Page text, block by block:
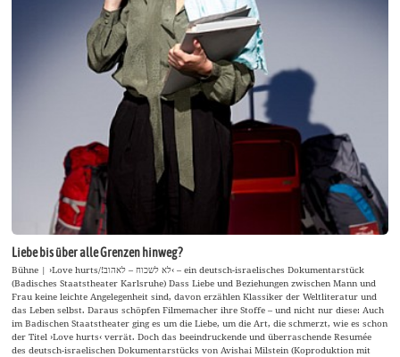
Liebe bis über alle Grenzen hinweg?
Bühne | ›Love hurts/!לא לשכוח – לאהוב‹ – ein deutsch-israelisches Dokumentarstück
(Badisches Staatstheater Karlsruhe) Dass Liebe und Beziehungen zwischen Mann und
Frau keine leichte Angelegenheit sind, davon erzählen Klassiker der Weltliteratur und
das Leben selbst. Daraus schöpfen Filmemacher ihre Stoffe – und nicht nur diese: Auch
im Badischen Staatstheater ging es um die Liebe, um die Art, die schmerzt, wie es schon
der Titel ›Love hurts‹ verrät. Doch das beeindruckende und überraschende Resumée
des deutsch-israelischen Dokumentarstücks von Avishai Milstein (Koproduktion mit